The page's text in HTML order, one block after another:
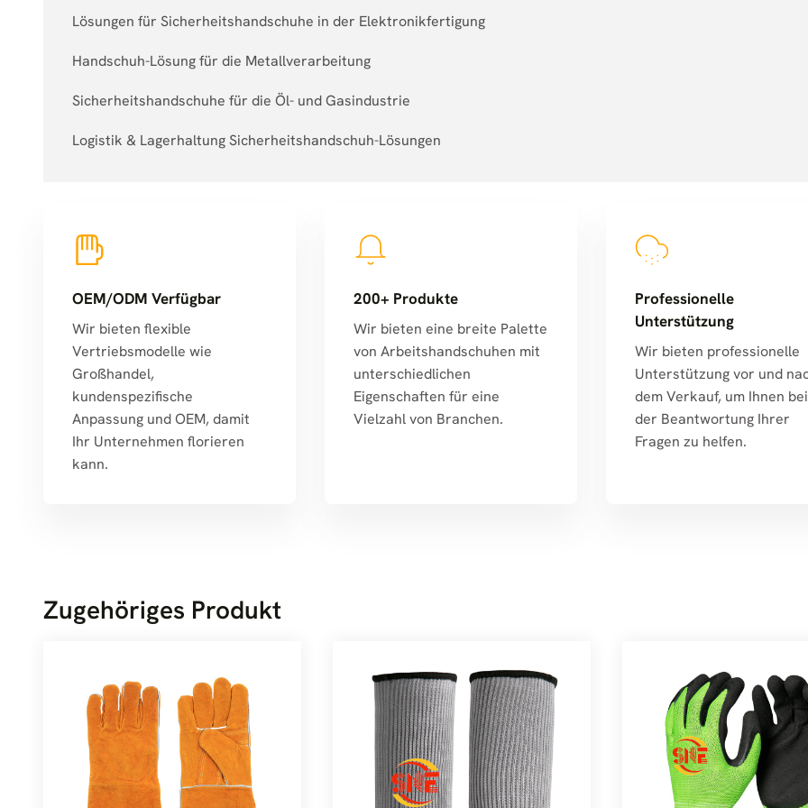
Lösungen für Sicherheitshandschuhe in der Elektronikfertigung
Handschuh-Lösung für die Metallverarbeitung
Sicherheitshandschuhe für die Öl- und Gasindustrie
Logistik & Lagerhaltung Sicherheitshandschuh-Lösungen
OEM/ODM Verfügbar
Wir bieten flexible
Vertriebsmodelle wie
Großhandel,
kundenspezifische
Anpassung und OEM, damit
Ihr Unternehmen florieren
kann.
200+ Produkte
Wir bieten eine breite Palette
von Arbeitshandschuhen mit
unterschiedlichen
Eigenschaften für eine
Vielzahl von Branchen.
Professionelle
Unterstützung
Wir bieten professionelle
Unterstützung vor und
dem Verkauf, um Ihnen bei
der Beantwortung Ihrer
Fragen zu helfen.
Zugehöriges Produkt